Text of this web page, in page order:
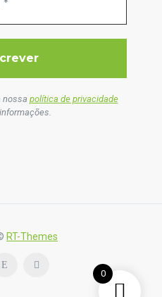
nossa política de privacidade
RT-Themes
0